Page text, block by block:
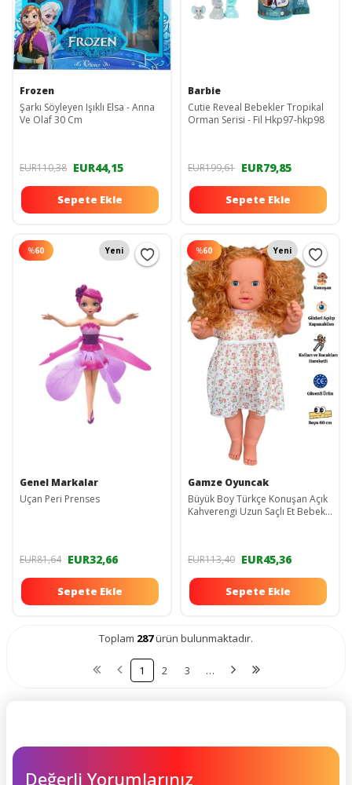
Frozen
Şarkı Söyleyen Işıklı Elsa - Anna
Ve Olaf 30 Cm
EUR110,38 EUR44,15
Sepete Ekle
Barbie
Cutie Reveal Bebekler Tropikal
Orman Serisi - Fil Hkp97-hkp98
EUR199,61 EUR79,85
Sepete Ekle
%60 Yeni
Genel Markalar
Uçan Peri Prenses
EUR81,64 EUR32,66
Sepete Ekle
%60 Yeni
Gamze Oyuncak
Büyük Boy Türkçe Konuşan Açık
Kahverengi Uzun Saçlı Et Bebek
EUR113,40 EUR45,36
Sepete Ekle
Toplam 287ürün bulunmaktadır.
1 2 3 …
Değerli Yorumlarınız